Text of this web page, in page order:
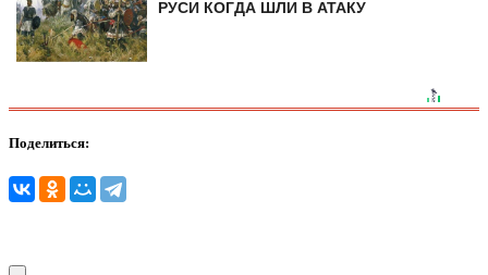
РУСИ КОГДА ШЛИ В АТАКУ
Поделиться: